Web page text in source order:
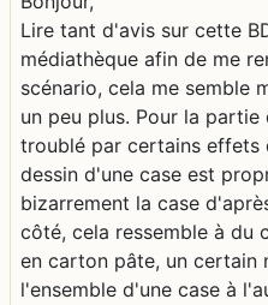
Lire tant d'avis sur cette
médiathèque afin de me
scénario, cela me semble
un peu plus. Pour la partie
troublé par certains effets
dessin d'une case est
bizarrement la case
côté, cela ressemble à du
en carton pâte, un certain
l'ensemble d'une case à